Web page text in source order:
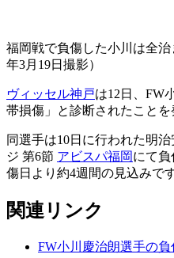
福岡戦で負傷した小川は全
年3月19日撮影）
ヴィッセル神戸は12日、FW
帯損傷」と診断されたことを
同選手は10日に行われた明
ジ 第6節 アビスパ福岡にて
傷日より約4週間の見込みです
関連リンク
FW小川慶治朗選手の負